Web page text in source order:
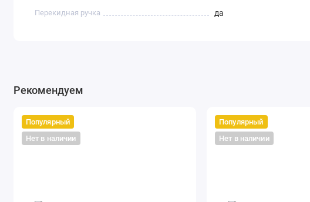
Перекидная ручка да
Рекомендуем
Популярный
Нет в наличии
Популярный
Нет в наличии